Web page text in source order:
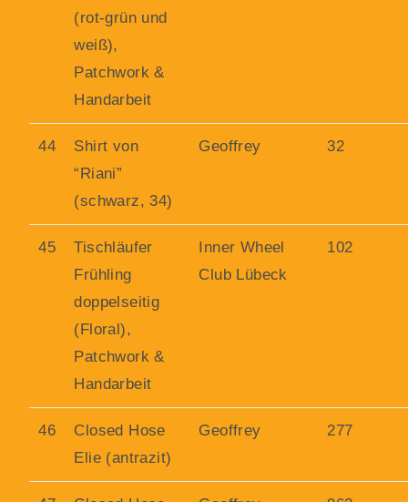
(rot-grün und
weiß),
Patchwork &
Handarbeit
44
Shirt von
“Riani”
(schwarz, 34)
Geoffrey 32
45
Tischläufer
Frühling
doppelseitig
(Floral),
Patchwork &
Handarbeit
Inner Wheel
Club Lübeck
102
46
Closed Hose
Elie (antrazit)
Geoffrey 277